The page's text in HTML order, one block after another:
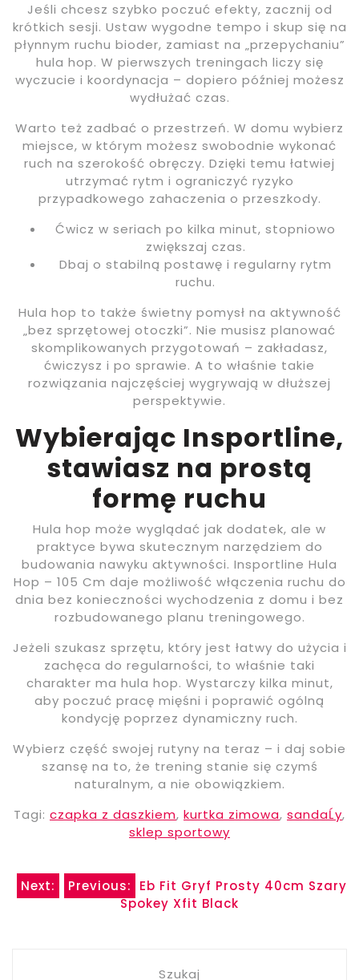
Jeśli chcesz szybko poczuć efekty, zacznij od
krótkich sesji. Ustaw wygodne tempo i skup się na
płynnym ruchu bioder, zamiast na „przepychaniu”
hula hop. W pierwszych treningach liczy się
wyczucie i koordynacja – dopiero później możesz
wydłużać czas.
Warto też zadbać o przestrzeń. W domu wybierz
miejsce, w którym możesz swobodnie wykonać
ruch na szerokość obręczy. Dzięki temu łatwiej
utrzymać rytm i ograniczyć ryzyko
przypadkowego zahaczenia o przeszkody.
Ćwicz w seriach po kilka minut, stopniowo
zwiększaj czas.
Dbaj o stabilną postawę i regularny rytm
ruchu.
Hula hop to także świetny pomysł na aktywność
„bez sprzętowej otoczki”. Nie musisz planować
skomplikowanych przygotowań – zakładasz,
ćwiczysz i po sprawie. A to właśnie takie
rozwiązania najczęściej wygrywają w dłuższej
perspektywie.
Wybierając Insportline,
stawiasz na prostą
formę ruchu
Hula hop może wyglądać jak dodatek, ale w
praktyce bywa skutecznym narzędziem do
budowania nawyku aktywności. Insportline Hula
Hop – 105 Cm daje możliwość włączenia ruchu do
dnia bez konieczności wychodzenia z domu i bez
rozbudowanego planu treningowego.
Jeżeli szukasz sprzętu, który jest łatwy do użycia i
zachęca do regularności, to właśnie taki
charakter ma hula hop. Wystarczy kilka minut,
aby poczuć pracę mięśni i poprawić ogólną
kondycję poprzez dynamiczny ruch.
Wybierz część swojej rutyny na teraz – i daj sobie
szansę na to, że trening stanie się czymś
naturalnym, a nie obowiązkiem.
Tagi: czapka z daszkiem, kurtka zimowa, sandaĹy,
sklep sportowy
Nawigacja
Previous: Eb Fit Gryf Prosty 40cm Szary
Next:
Spokey Xfit Black
Szukaj